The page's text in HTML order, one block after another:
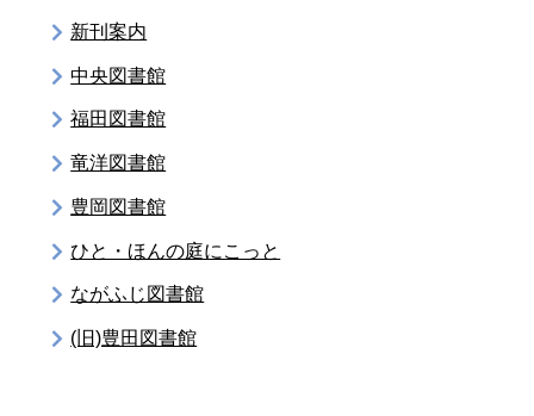
新刊案内
中央図書館
福田図書館
竜洋図書館
豊岡図書館
ひと・ほんの庭にこっと
ながふじ図書館
(旧)豊田図書館